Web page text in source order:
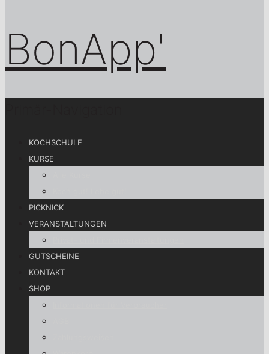
KOCHSCHULE
KURSE
PICKNICK
VERANSTALTUNGEN
GUTSCHEINE
KONTAKT
SHOP